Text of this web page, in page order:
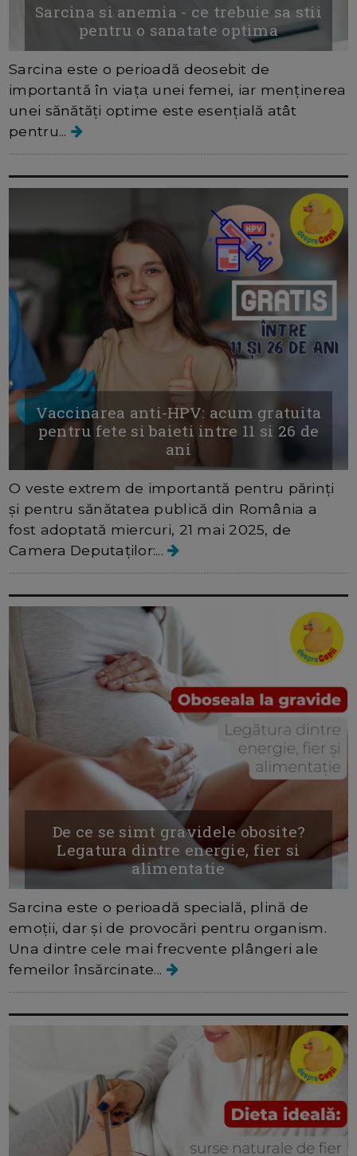
Sarcina si anemia - ce trebuie sa stii
pentru o sanatate optima
Sarcina este o perioadă deosebit de
importantă în viața unei femei, iar menținerea
unei sănătăți optime este esențială atât
pentru...
Vaccinarea anti-HPV: acum gratuita
pentru fete si baieti intre 11 si 26 de
ani
O veste extrem de importantă pentru părinți
și pentru sănătatea publică din România a
fost adoptată miercuri, 21 mai 2025, de
Camera Deputaților:...
De ce se simt gravidele obosite?
Legatura dintre energie, fier si
alimentatie
Sarcina este o perioadă specială, plină de
emoții, dar și de provocări pentru organism.
Una dintre cele mai frecvente plângeri ale
femeilor însărcinate...